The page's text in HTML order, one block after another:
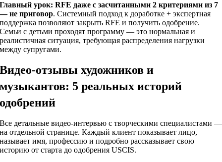
Главный урок: RFE даже с засчитанными 2 критериями из 7
— не приговор. Системный подход к доработке + экспертная
поддержка позволяют закрыть RFE и получить одобрение.
Семьи с детьми проходят программу — это нормальная и
реалистичная ситуация, требующая распределения нагрузки
между супругами.
Видео-отзывы художников и
музыкантов: 5 реальных историй
одобрений
Все детальные видео-интервью с творческими специалистами —
на отдельной странице. Каждый клиент показывает лицо,
называет имя, профессию и подробно рассказывает свою
историю от старта до одобрения USCIS.